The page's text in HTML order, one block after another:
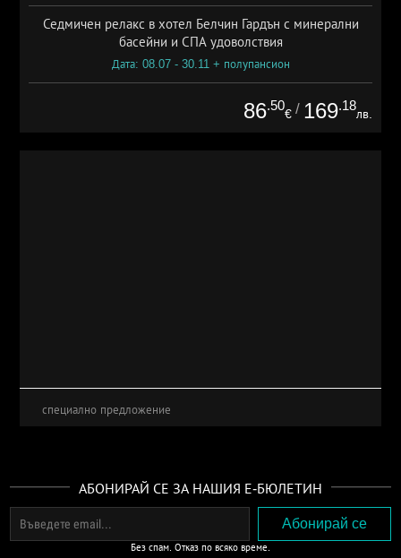
Седмичен релакс в хотел Белчин Гардън с минерални
басейни и СПА удоволствия
Дата: 08.07 - 30.11 + полупансион
86.50
€ / 169.18
лв.
специално предложение
АБОНИРАЙ СЕ ЗА НАШИЯ Е-БЮЛЕТИН
Без спам. Отказ по всяко време.